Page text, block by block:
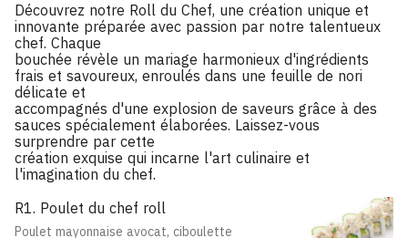
Découvrez notre Roll du Chef, une création unique et
innovante préparée avec passion par notre talentueux
chef. Chaque
bouchée révèle un mariage harmonieux d'ingrédients
frais et savoureux, enroulés dans une feuille de nori
délicate et
accompagnés d'une explosion de saveurs grâce à des
sauces spécialement élaborées. Laissez-vous
surprendre par cette
création exquise qui incarne l'art culinaire et
l'imagination du chef.
R1. Poulet du chef roll
Poulet mayonnaise avocat, ciboulette